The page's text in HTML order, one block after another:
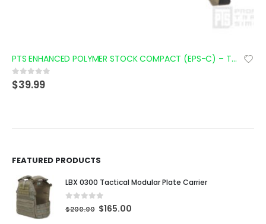
PTS ENHANCED POLYMER STOCK COMPACT (EPS-C) – TAN
0out of 5
$39.99
FEATURED PRODUCTS
LBX 0300 Tactical Modular Plate Carrier
out of 5
$200.00 $165.00